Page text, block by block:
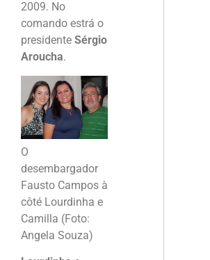
2009. No
comando estrá o
presidente Sérgio
Aroucha.
O
desembargador
Fausto Campos à
côté Lourdinha e
Camilla (Foto:
Angela Souza)